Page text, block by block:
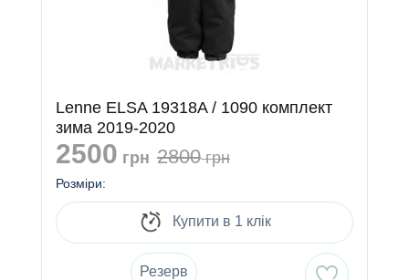
Lenne ELSA 19318A / 1090 комплект
зима 2019-2020
2500 грн 2800грн
Розміри:
Купити в 1 клік
Резерв